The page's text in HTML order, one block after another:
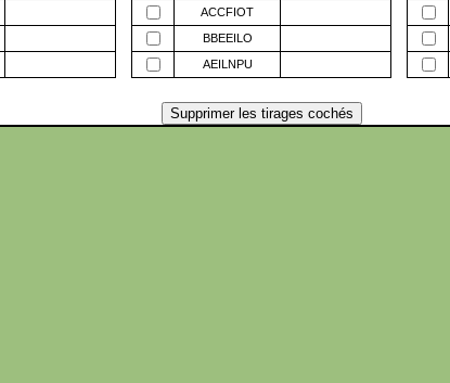
ACCFIOT
BBEEILO
AEILNPU